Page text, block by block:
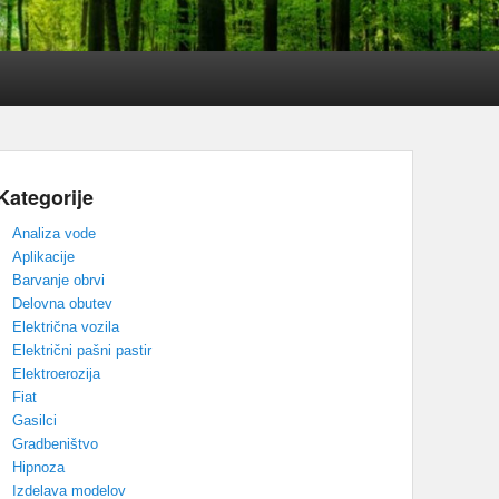
Analiza vode
Aplikacije
Barvanje obrvi
Delovna obutev
Električna vozila
Električni pašni pastir
Elektroerozija
Fiat
Gasilci
Gradbeništvo
Hipnoza
Izdelava modelov